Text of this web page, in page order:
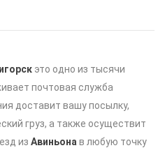
это одно из тысячи
почтовая служба
доставит вашу посылку,
груз, а также осуществит
из Авиньона в любую точку